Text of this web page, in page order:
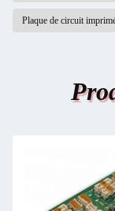
Plaque de circuit